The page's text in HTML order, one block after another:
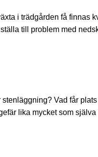
i trädgården få finnas
till problem med
Vad får
lika mycket som själva